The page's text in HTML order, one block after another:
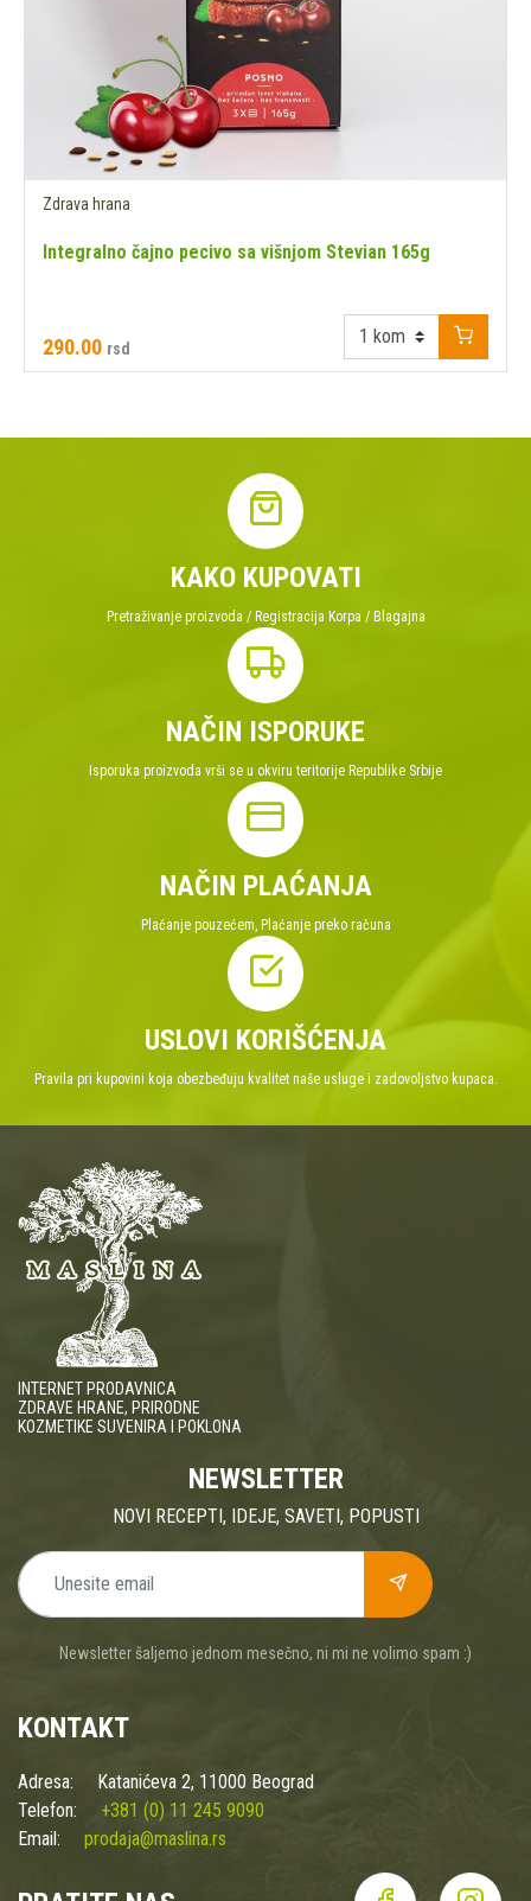
Zdrava hrana
Integralno čajno pecivo sa višnjom Stevian 165g
290.00 rsd
KAKO KUPOVATI
Pretraživanje proizvoda / Registracija Korpa / Blagajna
NAČIN ISPORUKE
Isporuka proizvoda vrši se u okviru teritorije Republike Srbije
NAČIN PLAĆANJA
Plaćanje pouzećem, Plaćanje preko računa
USLOVI KORIŠĆENJA
Pravila pri kupovini koja obezbeđuju kvalitet naše usluge i zadovoljstvo kupaca.
INTERNET PRODAVNICA
ZDRAVE HRANE, PRIRODNE
KOZMETIKE SUVENIRA I POKLONA
NEWSLETTER
NOVI RECEPTI, IDEJE, SAVETI, POPUSTI
Newsletter šaljemo jednom mesečno, ni mi ne volimo spam :)
KONTAKT
Adresa:
Katanićeva 2, 11000 Beograd
Telefon:
+381 (0) 11 245 9090
Email:
prodaja@maslina.rs